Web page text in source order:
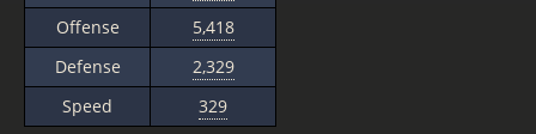
Offense
5,418
Defense
2,329
Speed
329